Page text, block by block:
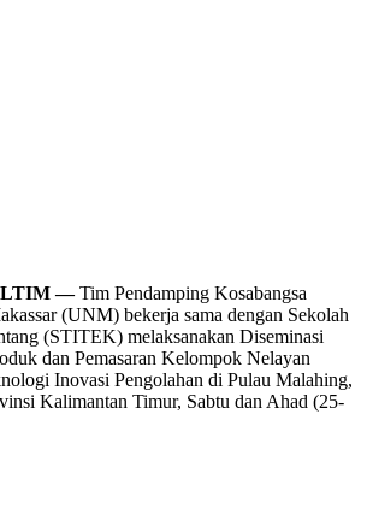
—Tim Pendamping Kosabangsa
(UNM) bekerja sama dengan Sekolah
(STITEK) melaksanakan Diseminasi
dan Pemasaran Kelompok Nelayan
Inovasi Pengolahan di Pulau Malahing,
Kalimantan Timur, Sabtu dan Ahad (25-